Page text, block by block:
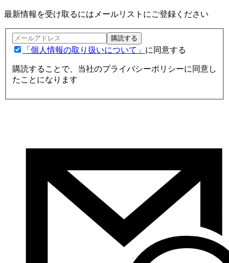
最新情報を受け取るにはメールリストにご登録ください
購読する
「個人情報の取り扱いについて」 に同意する
購読することで、当社のプライバシーポリシーに同意し
たことになります